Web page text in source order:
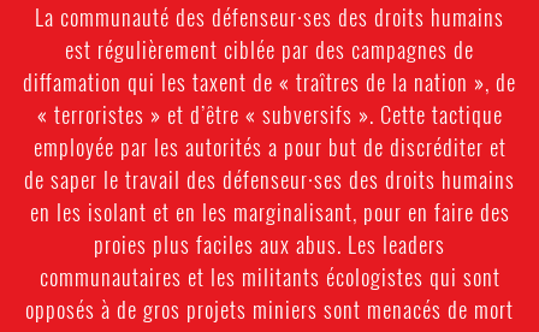
La communauté des défenseur·ses des droits humains
est régulièrement ciblée par des campagnes de
diffamation qui les taxent de « traîtres de la nation », de
« terroristes » et d’être « subversifs ». Cette tactique
employée par les autorités a pour but de discréditer et
de saper le travail des défenseur·ses des droits humains
en les isolant et en les marginalisant, pour en faire des
proies plus faciles aux abus. Les leaders
communautaires et les militants écologistes qui sont
opposés à de gros projets miniers sont menacés de mort